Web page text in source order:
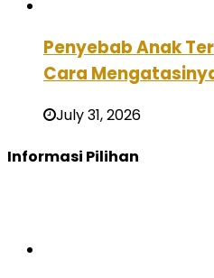
Penyebab Anak
Cara
July 31, 2026
Informasi Pilihan